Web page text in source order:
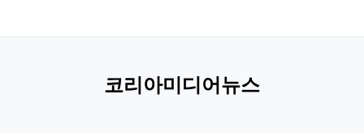
코리아미디어뉴스